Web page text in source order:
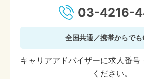
03-4216-
全国共通／携帯からでも
キャリアアドバイザーに求人番号
ください。